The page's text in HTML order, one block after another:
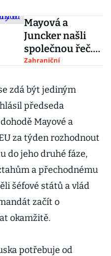
Mayová a
Juncker našli
společnou řeč.
Rozhovory o
nejspíše
posunou
Zahraniční
zdá být jediným
předseda
Mayové a
za týden rozhodnout
do jeho druhé fáze,
a přechodnému
šéfové států a vlád
začít o
okamžitě.
potřebuje od